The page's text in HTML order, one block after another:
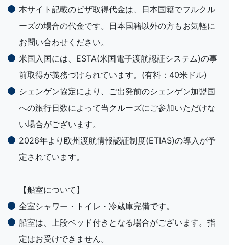
本サイト記載のビザ取得代金は、日本国籍でフルクル
ーズの場合の代金です。日本国籍以外の方もお気軽に
お問い合わせください。
米国入国には、ESTA(米国電子渡航認証システム)の事
前取得が義務づけられています。(有料：40米ドル)
シェンゲン協定により、ご出発前のシェンゲン加盟国
への旅行日数によって当クルーズにご参加いただけな
い場合がございます。
2026年より欧州渡航情報認証制度(ETIAS)の導入が予
定されています。
【船室について】
全室シャワー・トイレ・冷蔵庫完備です。
船室は、上段ベッド付きとなる場合がございます。指
定はお受けできません。